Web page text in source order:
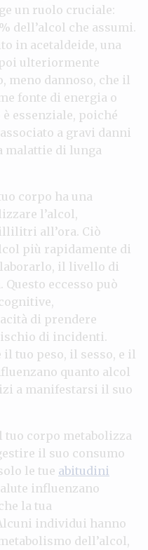
un ruolo cruciale:
dell’alcol che assumi.
in acetaldeide, una
ulteriormente
meno dannoso, che il
fonte di energia o
essenziale, poiché
a gravi danni
malattie di lunga
corpo ha una
l’alcol,
all’ora. Ciò
più rapidamente di
il livello di
eccesso può
di prendere
di incidenti.
tuo peso, il sesso, e il
quanto alcol
a manifestarsi il suo
corpo metabolizza
il suo consumo
le tue abitudini
influenzano
la tua
individui hanno
dell’alcol,